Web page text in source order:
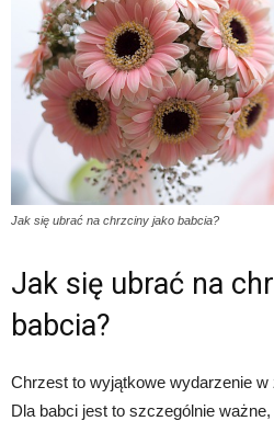
Jak się ubrać na chrzciny jako babcia?
Jak się ubrać na
babcia?
Chrzest to wyjątkowe wydarzenie w
Dla babci jest to szczególnie